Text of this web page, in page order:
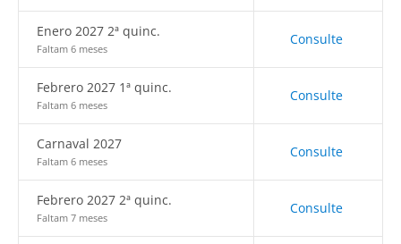
Enero 2027 2ª quinc.
Faltam 6 meses
Consulte
Febrero 2027 1ª quinc.
Faltam 6 meses
Consulte
Carnaval 2027
Faltam 6 meses
Consulte
Febrero 2027 2ª quinc.
Faltam 7 meses
Consulte